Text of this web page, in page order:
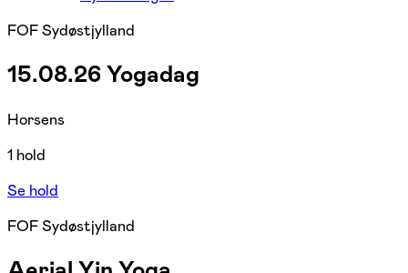
FOF Sydøstjylland
15.08.26 Yogadag
Horsens
1 hold
Se hold
FOF Sydøstjylland